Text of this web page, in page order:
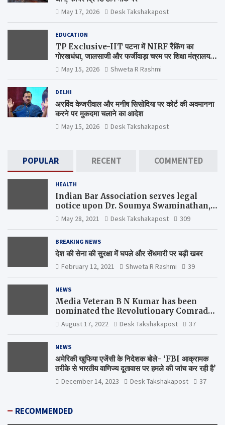
May 17, 2026 Desk Takshakapost
EDUCATION
TP Exclusive-IIT पटना में NIRF रैंकिंग का
गोरखधंधा, जालसाजी और फर्जीवाड़ा चरम पर शिक्षा मंत्रालय
कब जागेगा ?
May 15, 2026 Shweta R Rashmi
DELHI
अरविंद केजरीवाल और मनीष सिसोदिया पर कोर्ट की अवमानना
करने पर मुकदमा चलाने का आदेश
May 15, 2026 Desk Takshakapost
POPULAR RECENT COMMENTED
HEALTH
Indian Bar Association serves legal
notice upon Dr. Soumya Swaminathan,
the Chief Scientist, WHO
May 28, 2021 Desk Takshakapost 309
BREAKING NEWS
देश की सेना की सुरक्षा में घपले और सेंधमारी पर बड़ी खबर
February 12, 2021 Shweta R Rashmi 39
NEWS
Media Veteran B N Kumar has been
nominated the Revolutionary Comrade
Shiv Varma Media Award 2022-23
August 17, 2022 Desk Takshakapost 37
NEWS
अमेरिकी खुफिया एजेंसी के निदेशक बोले- ‘FBI आक्रामक
तरीके से भारतीय वाणिज्य दूतावास पर हमले की जांच कर रही है’
December 14, 2023 Desk Takshakapost 37
RECOMMENDED